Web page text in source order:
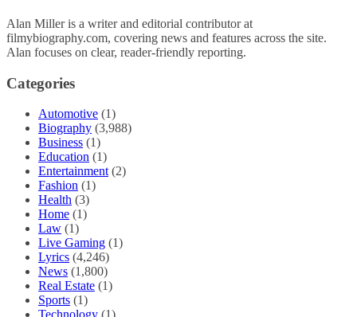
Alan Miller is a writer and editorial contributor at
filmybiography.com, covering news and features across the site.
Alan focuses on clear, reader-friendly reporting.
Categories
Automotive (1)
Biography (3,988)
Business (1)
Education (1)
Entertainment(2)
Fashion (1)
Health (3)
Home (1)
Law (1)
Live Gaming (1)
Lyrics (4,246)
News (1,800)
Real Estate (1)
Sports (1)